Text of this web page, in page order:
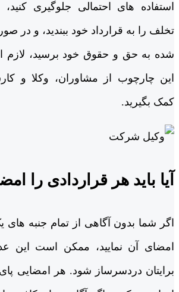
استفاده های احتمالی جلوگیری
تخلف را به قرارداد خود ببندید، و در
شده به حق و حقوق خود برسید، لازم
این چارچوب از مشاوران، وکلا و
کمک بگیرید.
آیا باید هر قراردادی را
اگر شما بدون آگاهی از تمام جنبه های
امضای آن نمایید، ممکن است این
برایتان دردسرساز شود. هر امضایی